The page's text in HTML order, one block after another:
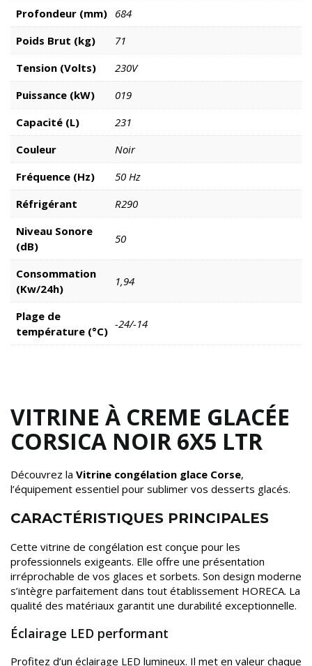
Profondeur (mm) 684
Poids Brut (kg)
71
Tension (Volts)
230V
Puissance (kW)
019
Capacité (L)
231
Couleur
Noir
Fréquence (Hz)
50 Hz
Réfrigérant
R290
Niveau Sonore
(dB)
50
Consommation
(Kw/24h)
1,94
Plage de
température (°C)
-24/-14
VITRINE À CREME GLACÉE
CORSICA NOIR 6X5 LTR
Découvrez la Vitrine congélation glace Corse,
l’équipement essentiel pour sublimer vos desserts glacés.
CARACTÉRISTIQUES PRINCIPALES
Cette vitrine de congélation est conçue pour les
professionnels exigeants. Elle offre une présentation
irréprochable de vos glaces et sorbets. Son design moderne
s’intègre parfaitement dans tout établissement HORECA. La
qualité des matériaux garantit une durabilité exceptionnelle.
Éclairage LED performant
Profitez d’un éclairage LED lumineux. Il met en valeur chaque